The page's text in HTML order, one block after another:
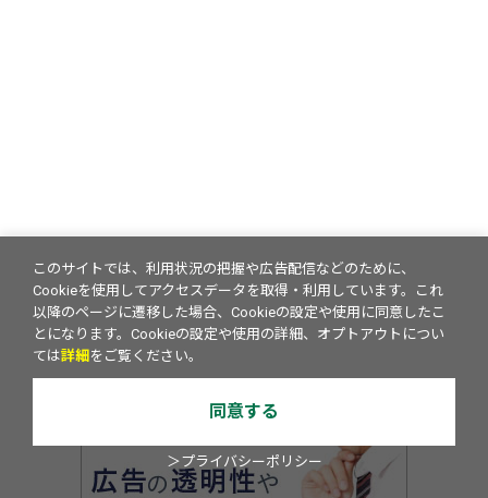
このサイトでは、利用状況の把握や広告配信などのために、
Cookieを使用してアクセスデータを取得・利用しています。これ
以降のページに遷移した場合、Cookieの設定や使用に同意したこ
とになります。Cookieの設定や使用の詳細、オプトアウトについ
ては詳細 をご覧ください。
同意する
＞プライバシーポリシー